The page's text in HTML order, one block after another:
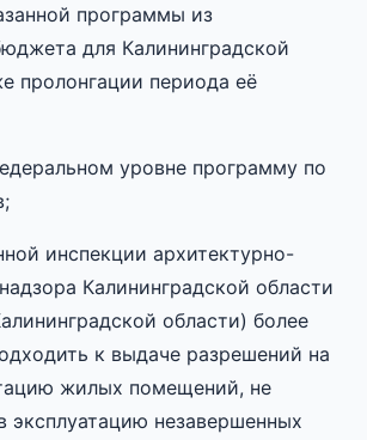
программы из
для Калининградской
пролонгации периода её
уровне программу по
инспекции архитектурно-
Калининградской области
области) более
к выдаче разрешений на
жилых помещений, не
эксплуатацию незавершенных